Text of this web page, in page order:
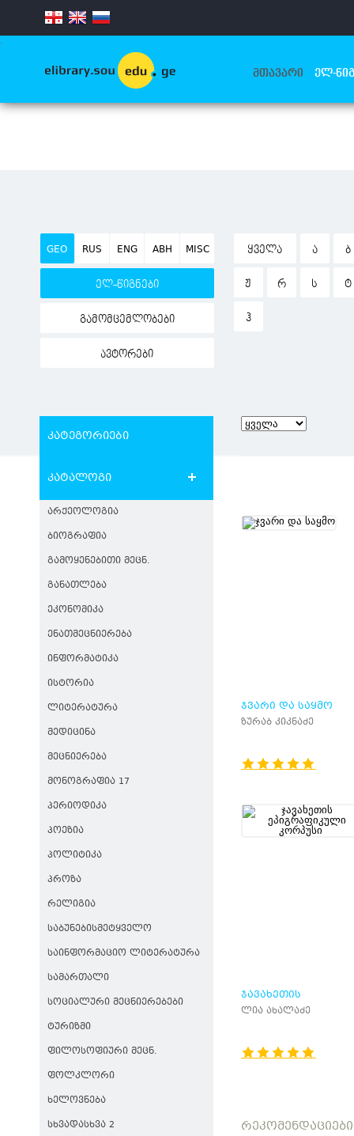
.
ᲛᲗᲐᲕᲐᲠᲘ ᲔᲚ-
GEO RUS ENG ABH MISC
ელ-წიგნები
გამომცემლობები
ავტორები
ᲧᲕᲔᲚᲐ Ა Ბ
Ჟ Რ Ს Ტ
Ჰ
კატეგორიები
კატალოგი
ᲐᲠᲥᲔᲝᲚᲝᲒᲘᲐ
ᲑᲘᲝᲒᲠᲐᲤᲘᲐ
ᲒᲐᲛᲝᲧᲔᲜᲔᲑᲘᲗᲘ ᲛᲔᲪᲜ.
ᲒᲐᲜᲐᲗᲚᲔᲑᲐ
ᲔᲙᲝᲜᲝᲛᲘᲙᲐ
ᲔᲜᲐᲗᲛᲔᲪᲜᲘᲔᲠᲔᲑᲐ
ᲘᲜᲤᲝᲠᲛᲐᲢᲘᲙᲐ
ᲘᲡᲢᲝᲠᲘᲐ
ᲚᲘᲢᲔᲠᲐᲢᲣᲠᲐ
ᲛᲔᲓᲘᲪᲘᲜᲐ
ᲛᲔᲪᲜᲘᲔᲠᲔᲑᲐ
ᲛᲝᲜᲝᲒᲠᲐᲤᲘᲐ 17
ᲞᲔᲠᲘᲝᲓᲘᲙᲐ
ᲞᲝᲔᲖᲘᲐ
ᲞᲝᲚᲘᲢᲘᲙᲐ
ᲞᲠᲝᲖᲐ
ᲠᲔᲚᲘᲒᲘᲐ
ᲡᲐᲑᲣᲜᲔᲑᲘᲡᲛᲔᲢᲧᲕᲔᲚᲝ
ᲡᲐᲘᲜᲤᲝᲠᲛᲐᲪᲘᲝ ᲚᲘᲢᲔᲠᲐᲢᲣᲠᲐ
ᲡᲐᲛᲐᲠᲗᲐᲚᲘ
ᲡᲝᲪᲘᲐᲚᲣᲠᲘ ᲛᲔᲪᲜᲘᲔᲠᲔᲑᲔᲑᲘ
ᲢᲣᲠᲘᲖᲛᲘ
ᲤᲘᲚᲝᲡᲝᲤᲘᲣᲠᲘ ᲛᲔᲪᲜ.
ᲤᲝᲚᲙᲚᲝᲠᲘ
ᲮᲔᲚᲝᲕᲜᲔᲑᲐ
ᲡᲮᲕᲐᲓᲐᲡᲮᲕᲐ 2
ᲯᲕᲐᲠᲘ ᲓᲐ ᲡᲐᲧᲛᲝ
ზურაბ კიკნაძე
ᲯᲐᲕᲐᲮᲔᲗᲘᲡ
ᲔᲞᲘᲒᲠᲐᲤᲘᲙᲣᲚᲘ
ლია ახალაძე
ᲠᲔᲙᲝᲛᲔᲜᲓᲐᲪᲘᲔᲑᲘ